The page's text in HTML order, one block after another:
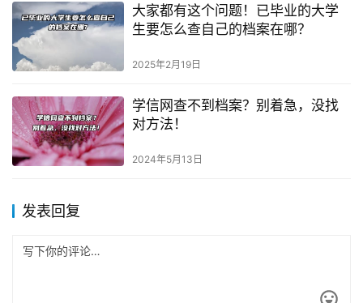
大家都有这个问题！已毕业的大学
生要怎么查自己的档案在哪？
2025年2月19日
学信网查不到档案？别着急，没找
对方法！
2024年5月13日
发表回复